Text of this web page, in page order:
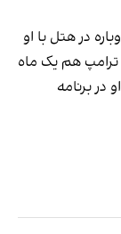
در هتل با او
ترامپ هم یک ماه
در برنامه